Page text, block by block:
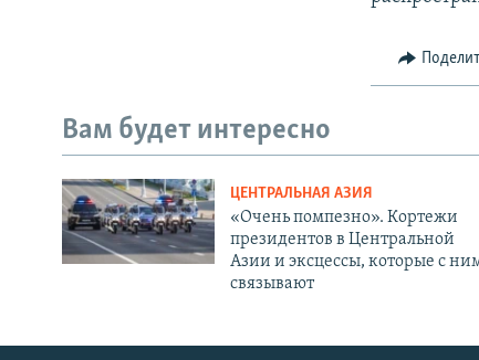
Вам будет интересно
ЦЕНТРАЛЬНАЯ АЗИЯ
«Очень помпезно». Кортежи
президентов в Центральной
Азии и эксцессы, которые с
связывают